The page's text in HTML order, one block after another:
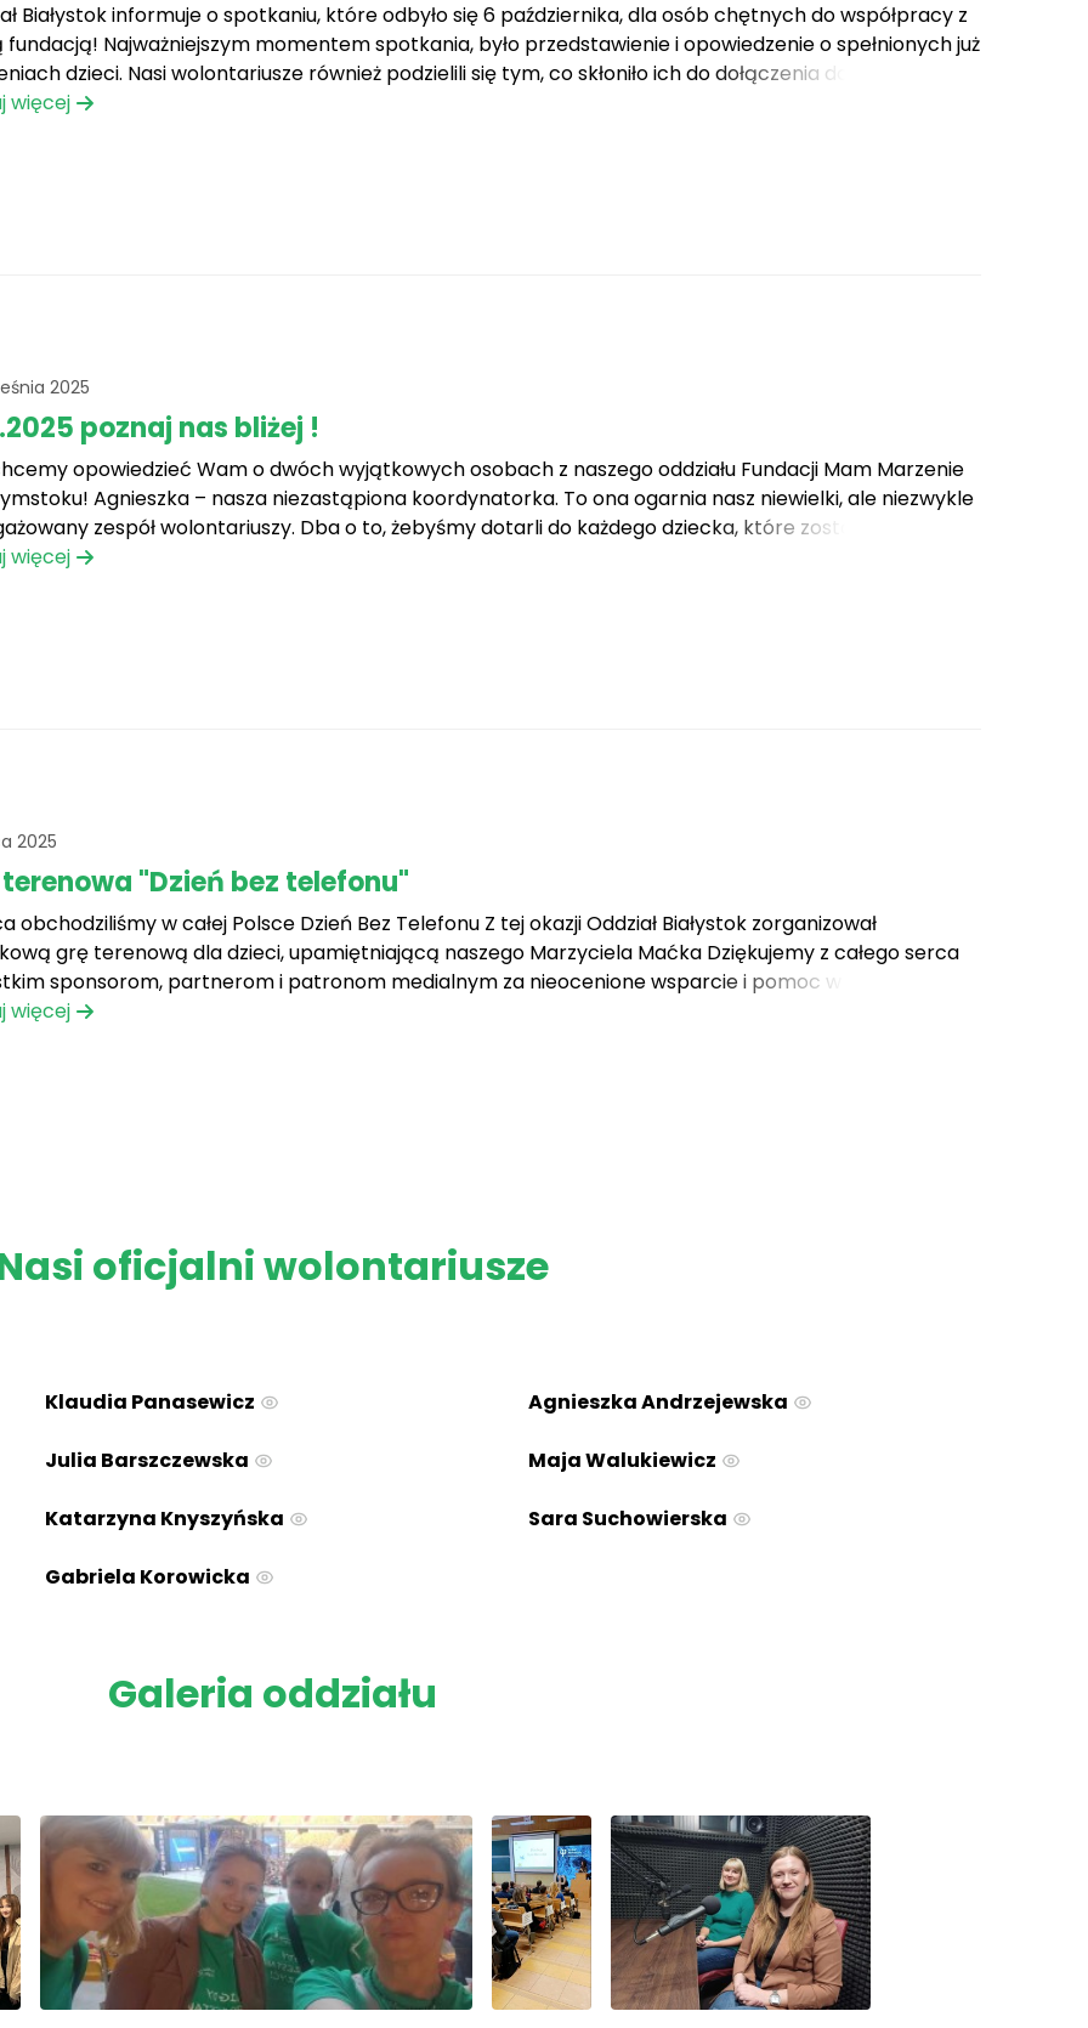
Białystok informuje o spotkaniu, które odbyło się 6 października, dla osób chętnych do współpracy z
fundacją! Najważniejszym momentem spotkania, było przedstawienie i opowiedzenie o spełnionych już
dzieci. Nasi wolontariusze również podzielili się tym, co skłoniło ich do dołączenia do fundacji, oraz
doświadczeniami. Porozmawialiśmy również o[...]
więcej
2025
poznaj nas bliżej !
opowiedzieć Wam o dwóch wyjątkowych osobach z naszego oddziału Fundacji Mam Marzenie
Agnieszka – nasza niezastąpiona koordynatorka. To ona ogarnia nasz niewielki, ale niezwykle
zespół wolontariuszy. Dba o to, żebyśmy dotarli do każdego dziecka, które zostało nam
i żeby każde marzenie zostało spełnione.[...]
więcej
2025
"Dzień bez telefonu"
obchodziliśmy w całej Polsce Dzień Bez Telefonu Z tej okazji Oddział Białystok zorganizował
grę terenową dla dzieci, upamiętniającą naszego Marzyciela Maćka Dziękujemy z całego serca
sponsorom, partnerom i patronom medialnym za nieocenione wsparcie i pomoc w organizacji
Dzięki Wam mogliśmy stworzyć niezapomniane chwile[...]
więcej
oficjalni wolontariusze
Klaudia Panasewicz Agnieszka Andrzejewska
Julia Barszczewska Maja Walukiewicz
Katarzyna Knyszyńska Sara Suchowierska
Gabriela Korowicka
Galeria oddziału